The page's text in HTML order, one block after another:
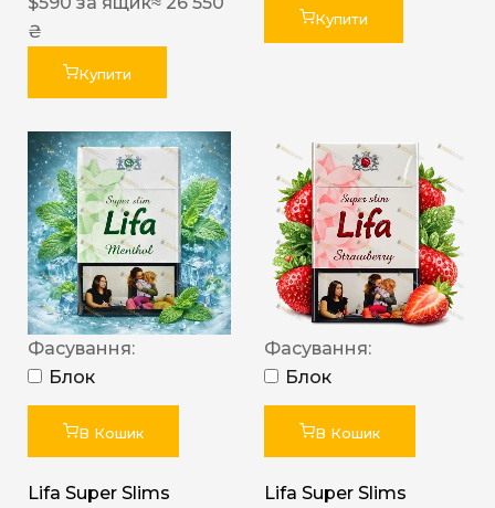
₴
Купити
Купити
Фасування:
Блок
В Кошик
Lifa Super Slims
Фасування:
Блок
В Кошик
Lifa Super Slims